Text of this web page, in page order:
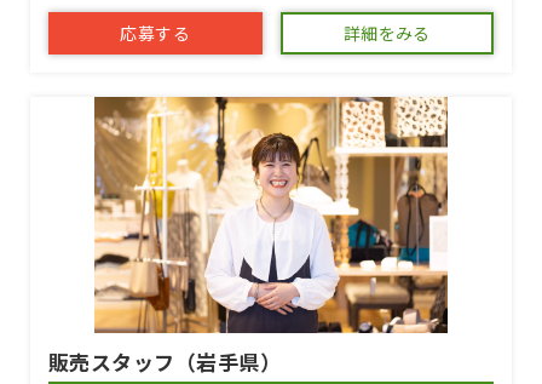
応募する 詳細をみる
販売スタッフ（岩手県）